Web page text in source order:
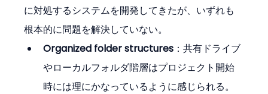
に対処するシステムを開発してきたが、いずれも
根本的に問題を解決していない。
Organized folder structures ：共有ドライブ
やローカルフォルダ階層はプロジェクト開始
時には理にかなっているように感じられる。